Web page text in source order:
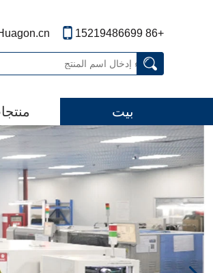
+86 15219486699
بيت